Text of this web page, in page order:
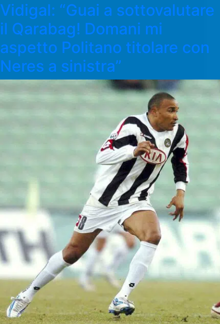
Vidigal: “Guai a sottovalutare
il Qarabag! Domani mi
aspetto Politano titolare con
Neres a sinistra”